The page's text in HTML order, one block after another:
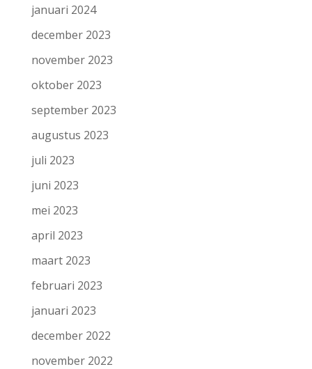
januari 2024
december 2023
november 2023
oktober 2023
september 2023
augustus 2023
juli 2023
juni 2023
mei 2023
april 2023
maart 2023
februari 2023
januari 2023
december 2022
november 2022